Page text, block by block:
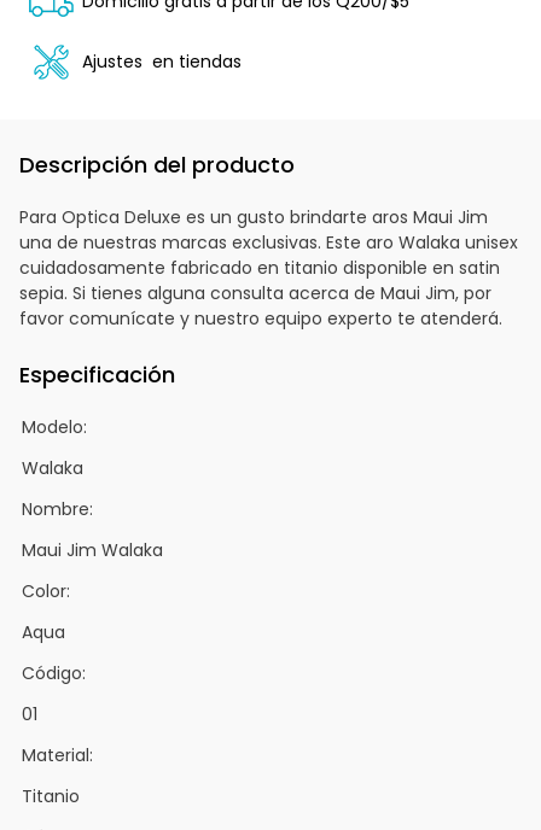
Ajustes en tiendas
Descripción del producto
Para Optica Deluxe es un gusto brindarte aros Maui Jim
una de nuestras marcas exclusivas. Este aro Walaka unisex
cuidadosamente fabricado en titanio disponible en satin
sepia. Si tienes alguna consulta acerca de Maui Jim, por
favor comunícate y nuestro equipo experto te atenderá.
Especificación
Modelo:
Walaka
Nombre:
Maui Jim Walaka
Color:
Aqua
Código:
01
Material:
Titanio